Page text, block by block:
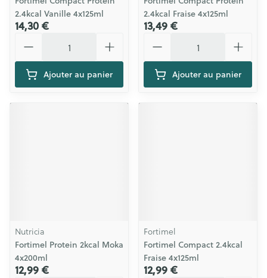
2.4kcal Vanille 4x125ml
14,30 €
Ajouter au panier
2.4kcal Fraise 4x125ml
13,49 €
Ajouter au panier
Nutricia
Fortimel Protein 2kcal Moka
4x200ml
12,99 €
Fortimel
Fortimel Compact 2.4kcal
Fraise 4x125ml
12,99 €